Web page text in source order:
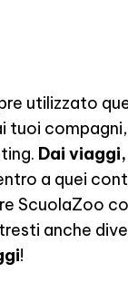
utilizzato
tuoi
Dai
a quei
ScuolaZoo
anche
!